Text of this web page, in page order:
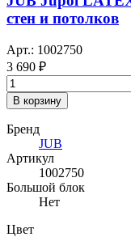
стен и потолков
Арт.: 1002750
3 690 ₽
В корзину
Бренд
JUB
Артикул
1002750
Большой блок
Нет
Цвет